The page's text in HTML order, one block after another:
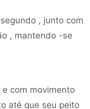
, junto com
, mantendo -se
com movimento
até que seu peito